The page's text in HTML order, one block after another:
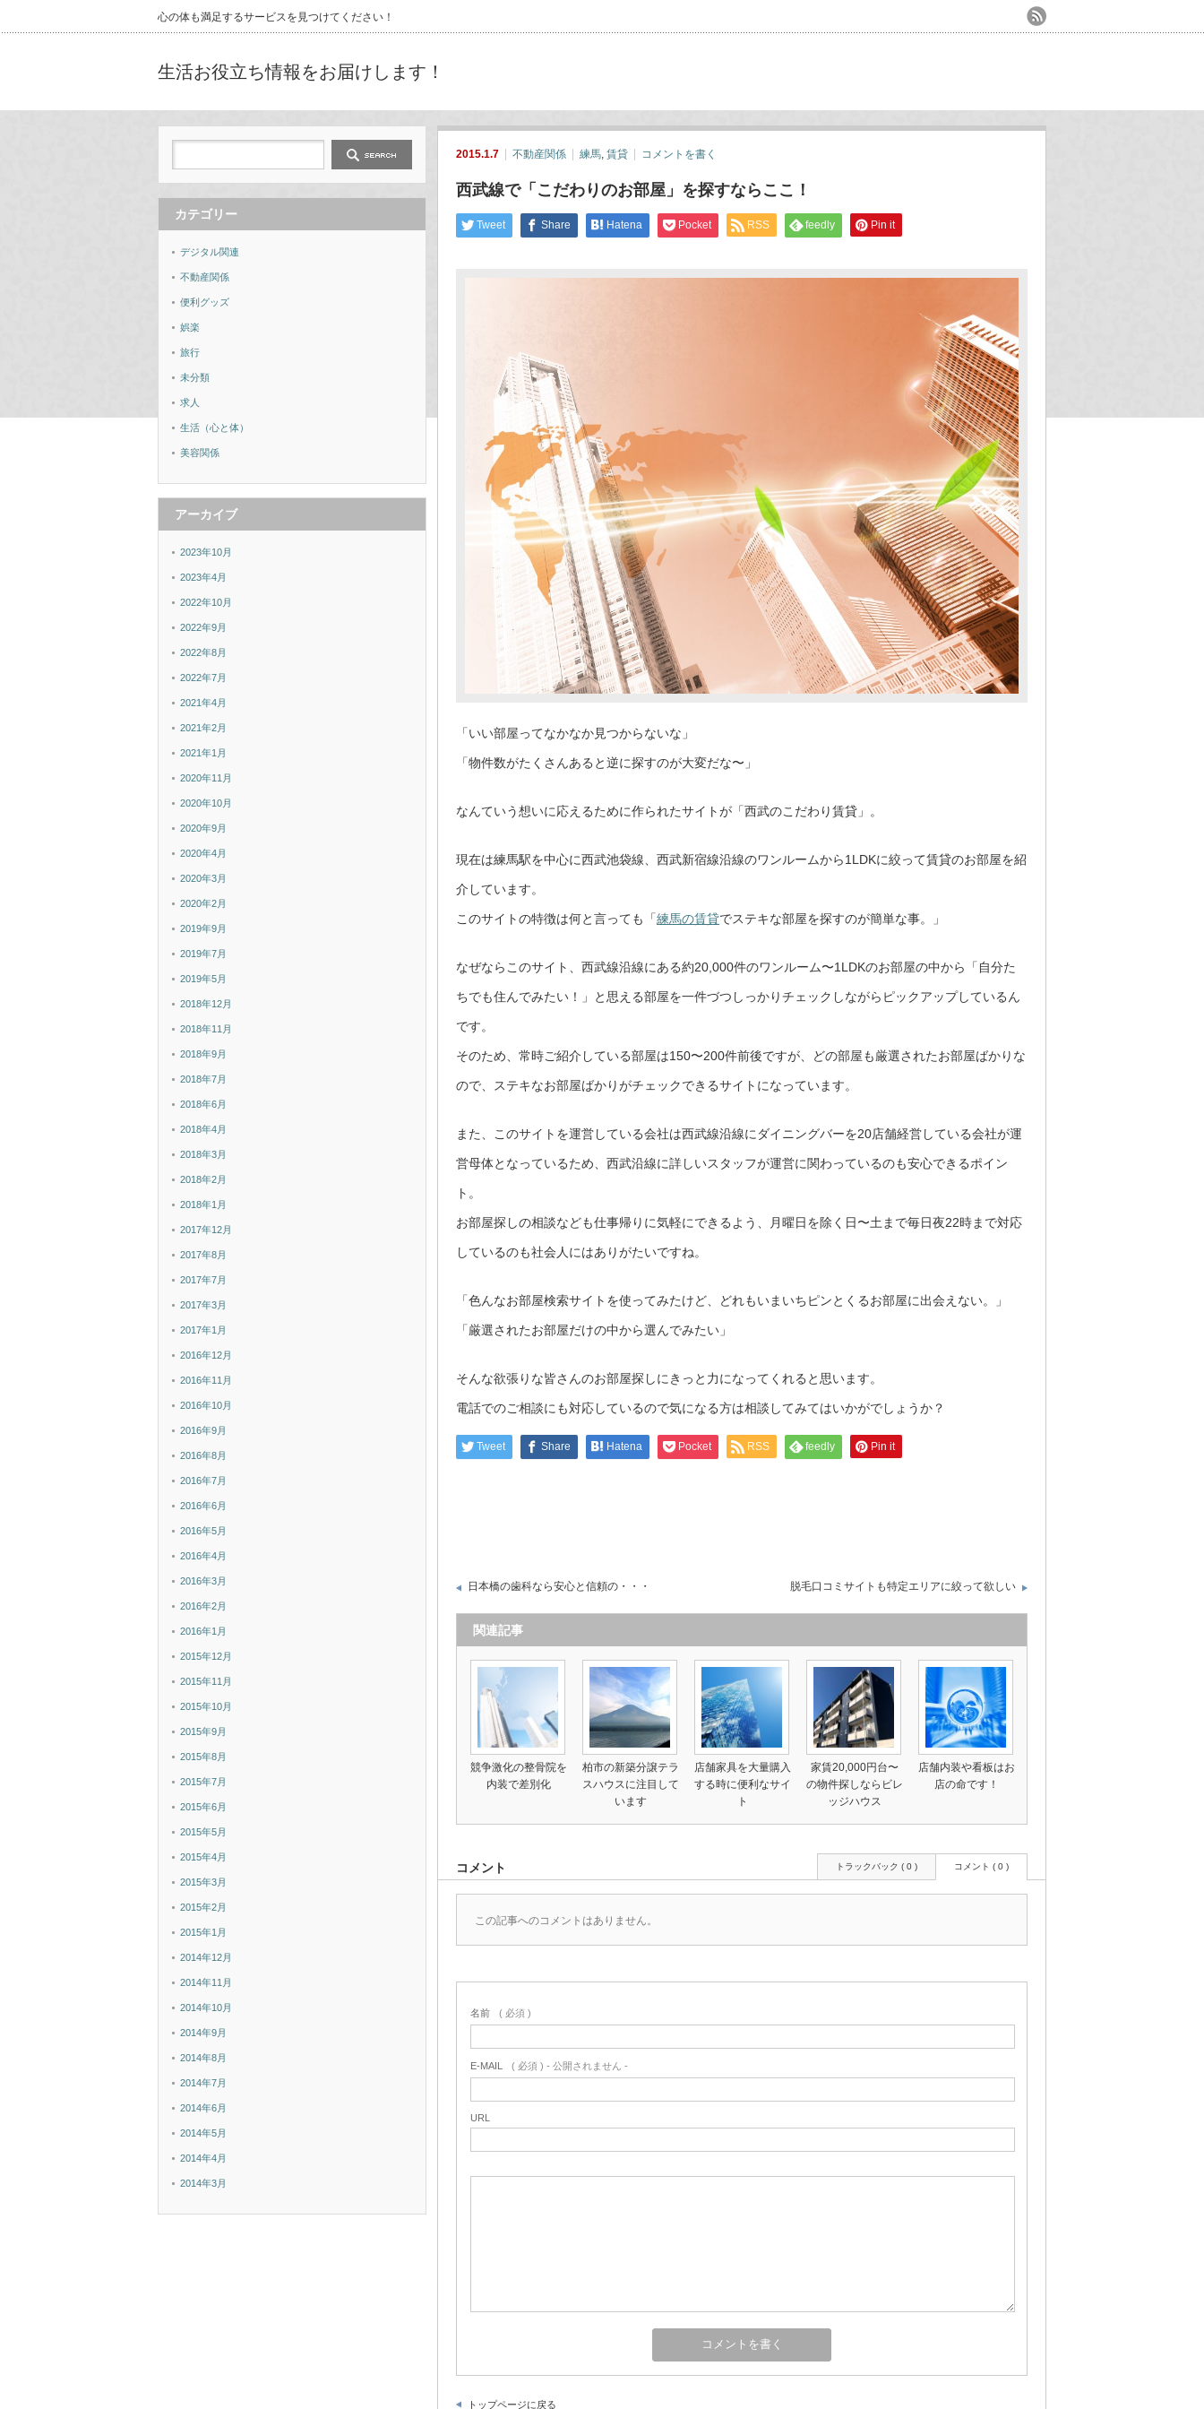
心の体も満足するサービスを見つけてください！
生活お役立ち情報をお届けします！
2015.1.7 不動産関係 練馬, 賃貸 コメントを書く
西武線で「こだわりのお部屋」を探すならここ！
Tweet Share Hatena Pocket RSS feedly Pin it
「いい部屋ってなかなか見つからないな」
「物件数がたくさんあると逆に探すのが大変だな〜」
なんていう想いに応えるために作られたサイトが「西武のこだわり賃貸」。
現在は練馬駅を中心に西武池袋線、西武新宿線沿線のワンルームから1LDKに絞って賃貸のお部屋を紹
介しています。
このサイトの特徴は何と言っても「練馬の賃貸でステキな部屋を探すのが簡単な事。」
なぜならこのサイト、西武線沿線にある約20,000件のワンルーム〜1LDKのお部屋の中から「自分た
ちでも住んでみたい！」と思える部屋を一件づつしっかりチェックしながらピックアップしているん
です。
そのため、常時ご紹介している部屋は150〜200件前後ですが、どの部屋も厳選されたお部屋ばかりな
ので、ステキなお部屋ばかりがチェックできるサイトになっています。
また、このサイトを運営している会社は西武線沿線にダイニングバーを20店舗経営している会社が運
営母体となっているため、西武沿線に詳しいスタッフが運営に関わっているのも安心できるポイン
ト。
お部屋探しの相談なども仕事帰りに気軽にできるよう、月曜日を除く日〜土まで毎日夜22時まで対応
しているのも社会人にはありがたいですね。
「色んなお部屋検索サイトを使ってみたけど、どれもいまいちピンとくるお部屋に出会えない。」
「厳選されたお部屋だけの中から選んでみたい」
そんな欲張りな皆さんのお部屋探しにきっと力になってくれると思います。
電話でのご相談にも対応しているので気になる方は相談してみてはいかがでしょうか？
Tweet Share Hatena Pocket RSS feedly Pin it
日本橋の歯科なら安心と信頼の・・・ 脱毛口コミサイトも特定エリアに絞って欲しい
関連記事
競争激化の整骨院を
内装で差別化
柏市の新築分譲テラ
スハウスに注目して
います
店舗家具を大量購入
する時に便利なサイ
ト
家賃20,000円台〜
の物件探しならビレ
ッジハウス
店舗内装や看板はお
店の命です！
コメント トラックバック ( 0 ) コメント ( 0 )
この記事へのコメントはありません。
名前 ( 必須 )
E-MAIL ( 必須 ) - 公開されません -
URL
トップページに戻る
カテゴリー
デジタル関連
不動産関係
便利グッズ
娯楽
旅行
未分類
求人
生活（心と体）
美容関係
アーカイブ
2023年10月
2023年4月
2022年10月
2022年9月
2022年8月
2022年7月
2021年4月
2021年2月
2021年1月
2020年11月
2020年10月
2020年9月
2020年4月
2020年3月
2020年2月
2019年9月
2019年7月
2019年5月
2018年12月
2018年11月
2018年9月
2018年7月
2018年6月
2018年4月
2018年3月
2018年2月
2018年1月
2017年12月
2017年8月
2017年7月
2017年3月
2017年1月
2016年12月
2016年11月
2016年10月
2016年9月
2016年8月
2016年7月
2016年6月
2016年5月
2016年4月
2016年3月
2016年2月
2016年1月
2015年12月
2015年11月
2015年10月
2015年9月
2015年8月
2015年7月
2015年6月
2015年5月
2015年4月
2015年3月
2015年2月
2015年1月
2014年12月
2014年11月
2014年10月
2014年9月
2014年8月
2014年7月
2014年6月
2014年5月
2014年4月
2014年3月